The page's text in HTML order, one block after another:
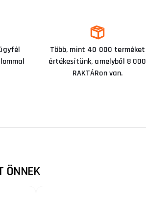
Több, mint 40 000 terméket
értékesítünk, amelyből 8 000
RAKTÁRon van.
ÖNNEK